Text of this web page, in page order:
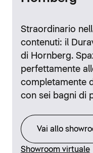
Straordinario
contenuti: il
di Hornberg.
perfettamente
completamente
con sei bagni di
Vai allo
Showroom virtuale